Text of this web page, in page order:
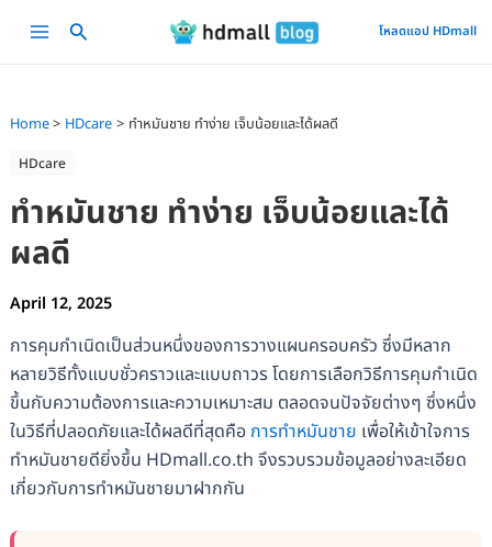
Main
โหลดแอป HDmall
Home HDcare ทำหมันชาย ทำง่าย เจ็บน้อยและได้ผลดี
HDcare
ทำหมันชาย ทำง่าย เจ็บน้อยและได้
ผลดี
April 12, 2025
การคุมกำเนิดเป็นส่วนหนึ่งของการวางแผนครอบครัว ซึ่งมีหลาก
หลายวิธีทั้งแบบชั่วคราวและแบบถาวร โดยการเลือกวิธีการคุมกำเนิด
ขึ้นกับความต้องการและความเหมาะสม ตลอดจนปัจจัยต่างๆ ซึ่งหนึ่ง
ในวิธีที่ปลอดภัยและได้ผลดีที่สุดคือ การทำหมันชาย เพื่อให้เข้าใจการ
ทำหมันชายดียิ่งขึ้น HDmall.co.th จึงรวบรวมข้อมูลอย่างละเอียด
เกี่ยวกับการทำหมันชายมาฝากกัน